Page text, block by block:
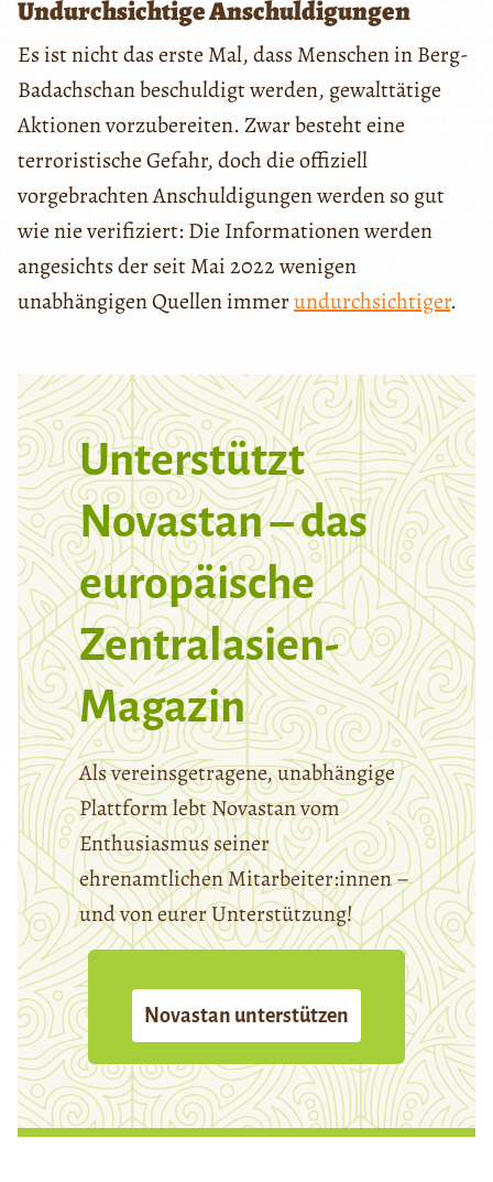
Undurchsichtige Anschuldigungen
Es ist nicht das erste Mal, dass Menschen in Berg-
Badachschan beschuldigt werden, gewalttätige
Aktionen vorzubereiten. Zwar besteht eine
terroristische Gefahr, doch die offiziell
vorgebrachten Anschuldigungen werden so gut
wie nie verifiziert: Die Informationen werden
angesichts der seit Mai 2022 wenigen
unabhängigen Quellen immerundurchsichtiger.
Unterstützt
Novastan – das
europäische
Zentralasien-
Magazin
Als vereinsgetragene, unabhängige
Plattform lebt Novastan vom
Enthusiasmus seiner
ehrenamtlichen Mitarbeiter:innen –
und von eurer Unterstützung!
Novastan unterstützen